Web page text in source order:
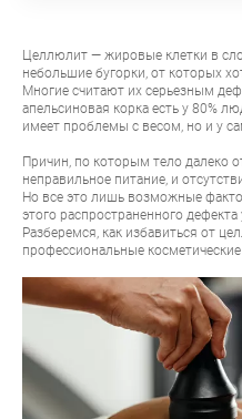
Целлюлит — жировые клетки в
небольшие бугорки, от которых
Многие считают их серьезным
апельсиновая корка есть у 80%
имеет проблемы с весом, но и у
Причин, по которым тело далеко
неправильное питание, и
Но все это лишь возможные
этого распространенного
Разберемся, как избавиться от
профессиональные